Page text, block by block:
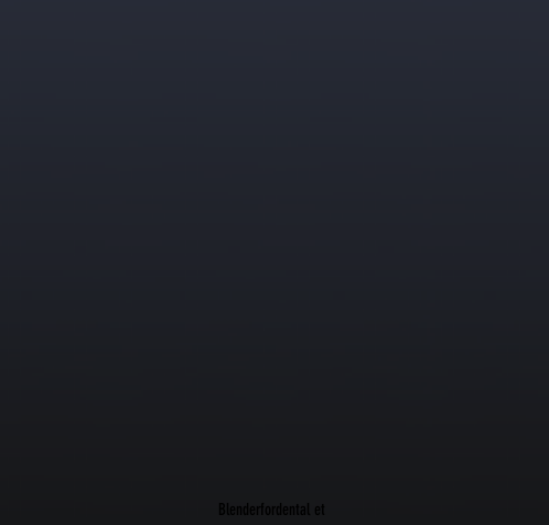
Blenderfordental et